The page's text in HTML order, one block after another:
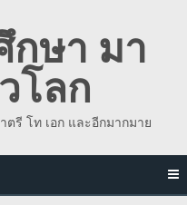
ษา มา
โลก
รี โท เอก และอีกมากมาย